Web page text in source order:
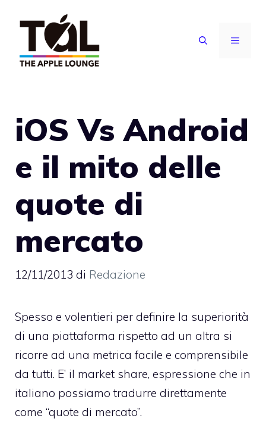
contenuto
MENU
iOS Vs Android
e il mito delle
quote di
mercato
12/11/2013 di Redazione
Spesso e volentieri per definire la superiorità
di una piattaforma rispetto ad un altra si
ricorre ad una metrica facile e comprensibile
da tutti. E’ il market share, espressione che in
italiano possiamo tradurre direttamente
come “quote di mercato”.